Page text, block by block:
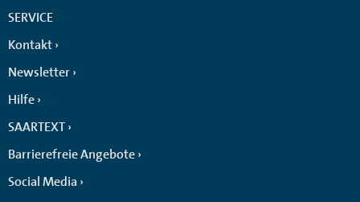
SERVICE
Kontakt
Newsletter
Hilfe
SAARTEXT
Barrierefreie Angebote
Social Media